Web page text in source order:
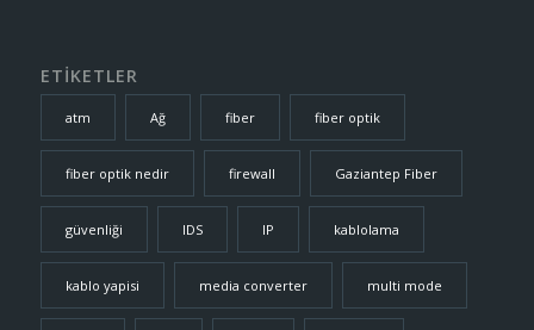
ETİKETLER
atm Ağ fiber fiber optik
fiber optik nedir firewall Gaziantep Fiber
güvenliği IDS IP kablolama
kablo yapisi media converter multi mode